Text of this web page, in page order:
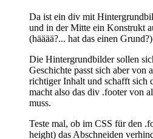
Da ist ein div mit
und in der Mitte ein Konstrukt
(hääää?... hat das einen
Die Hintergrundbilder sollen
Geschichte passt sich aber von
richtiger Inhalt und schafft sich
macht also das div .footer von
muss.
Teste mal, ob im CSS für den
height) das Abschneiden